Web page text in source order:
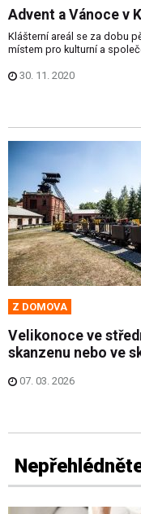
Advent a Vánoce v
Klášterní areál se za dobu
místem pro kulturní a
30. 11. 2020
Z DOMOVA
Velikonoce ve
skanzenu nebo ve
07. 03. 2026